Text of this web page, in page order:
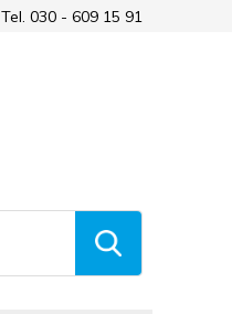
Tel. 030 - 609 15 91